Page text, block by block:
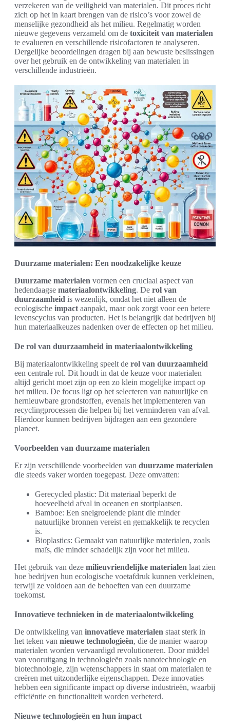
verzekeren van de veiligheid van materialen. Dit proces richt
zich op het in kaart brengen van de risico’s voor zowel de
menselijke gezondheid als het milieu. Regelmatig worden
nieuwe gegevens verzameld om de toxiciteit van materialen
te evalueren en verschillende risicofactoren te analyseren.
Dergelijke beoordelingen dragen bij aan bewuste beslissingen
over het gebruik en de ontwikkeling van materialen in
verschillende industrieën.
Duurzame materialen: Een noodzakelijke keuze
Duurzame materialen vormen een cruciaal aspect van
hedendaagse materiaalontwikkeling. De rol van
duurzaamheid is wezenlijk, omdat het niet alleen de
ecologische impact aanpakt, maar ook zorgt voor een betere
levenscyclus van producten. Het is belangrijk dat bedrijven bij
hun materiaalkeuzes nadenken over de effecten op het milieu.
De rol van duurzaamheid in materiaalontwikkeling
Bij materiaalontwikkeling speelt de rol van duurzaamheid
een centrale rol. Dit houdt in dat de keuze voor materialen
altijd gericht moet zijn op een zo klein mogelijke impact op
het milieu. De focus ligt op het selecteren van natuurlijke en
hernieuwbare grondstoffen, evenals het implementeren van
recyclingprocessen die helpen bij het verminderen van afval.
Hierdoor kunnen bedrijven bijdragen aan een gezondere
planeet.
Voorbeelden van duurzame materialen
Er zijn verschillende voorbeelden van duurzame materialen
die steeds vaker worden toegepast. Deze omvatten:
Gerecycled plastic: Dit materiaal beperkt de
hoeveelheid afval in oceanen en stortplaatsen.
Bamboe: Een snelgroeiende plant die minder
natuurlijke bronnen vereist en gemakkelijk te recyclen
is.
Bioplastics: Gemaakt van natuurlijke materialen, zoals
maïs, die minder schadelijk zijn voor het milieu.
Het gebruik van deze milieuvriendelijke materialen laat zien
hoe bedrijven hun ecologische voetafdruk kunnen verkleinen,
terwijl ze voldoen aan de behoeften van een duurzame
toekomst.
Innovatieve technieken in de materiaalontwikkeling
De ontwikkeling van innovatieve materialen staat sterk in
het teken van nieuwe technologieën, die de manier waarop
materialen worden vervaardigd revolutioneren. Door middel
van vooruitgang in technologieën zoals nanotechnologie en
biotechnologie, zijn wetenschappers in staat om materialen te
creëren met uitzonderlijke eigenschappen. Deze innovaties
hebben een significante impact op diverse industrieën, waarbij
efficiëntie en functionaliteit worden verbeterd.
Nieuwe technologieën en hun impact